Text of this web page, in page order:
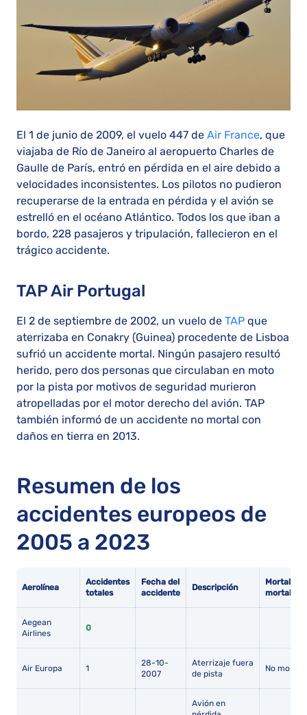
El 1 de junio de 2009, el vuelo 447 de Air France, que
viajaba de Río de Janeiro al aeropuerto Charles de
Gaulle de París, entró en pérdida en el aire debido a
velocidades inconsistentes. Los pilotos no pudieron
recuperarse de la entrada en pérdida y el avión se
estrelló en el océano Atlántico. Todos los que iban a
bordo, 228 pasajeros y tripulación, fallecieron en el
trágico accidente.
TAP Air Portugal
El 2 de septiembre de 2002, un vuelo de TAP que
aterrizaba en Conakry (Guinea) procedente de Lisboa
sufrió un accidente mortal. Ningún pasajero resultó
herido, pero dos personas que circulaban en moto
por la pista por motivos de seguridad murieron
atropelladas por el motor derecho del avión. TAP
también informó de un accidente no mortal con
daños en tierra en 2013.
Resumen de los
accidentes europeos de
2005 a 2023
Aerolínea
Accidentes
totales
Fecha del
accidente
Descripción
Mortal vs.
mortal
Aegean
Airlines
0
Air Europa 1
28-10-
2007
Aterrizaje fuera
de pista
No mortal
Avión en